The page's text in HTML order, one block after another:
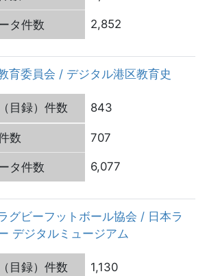
2,852
育委員会 / デジタル港区教育史
843
707
6,077
グビーフットボール協会 / 日本ラ
デジタルミュージアム
1,130